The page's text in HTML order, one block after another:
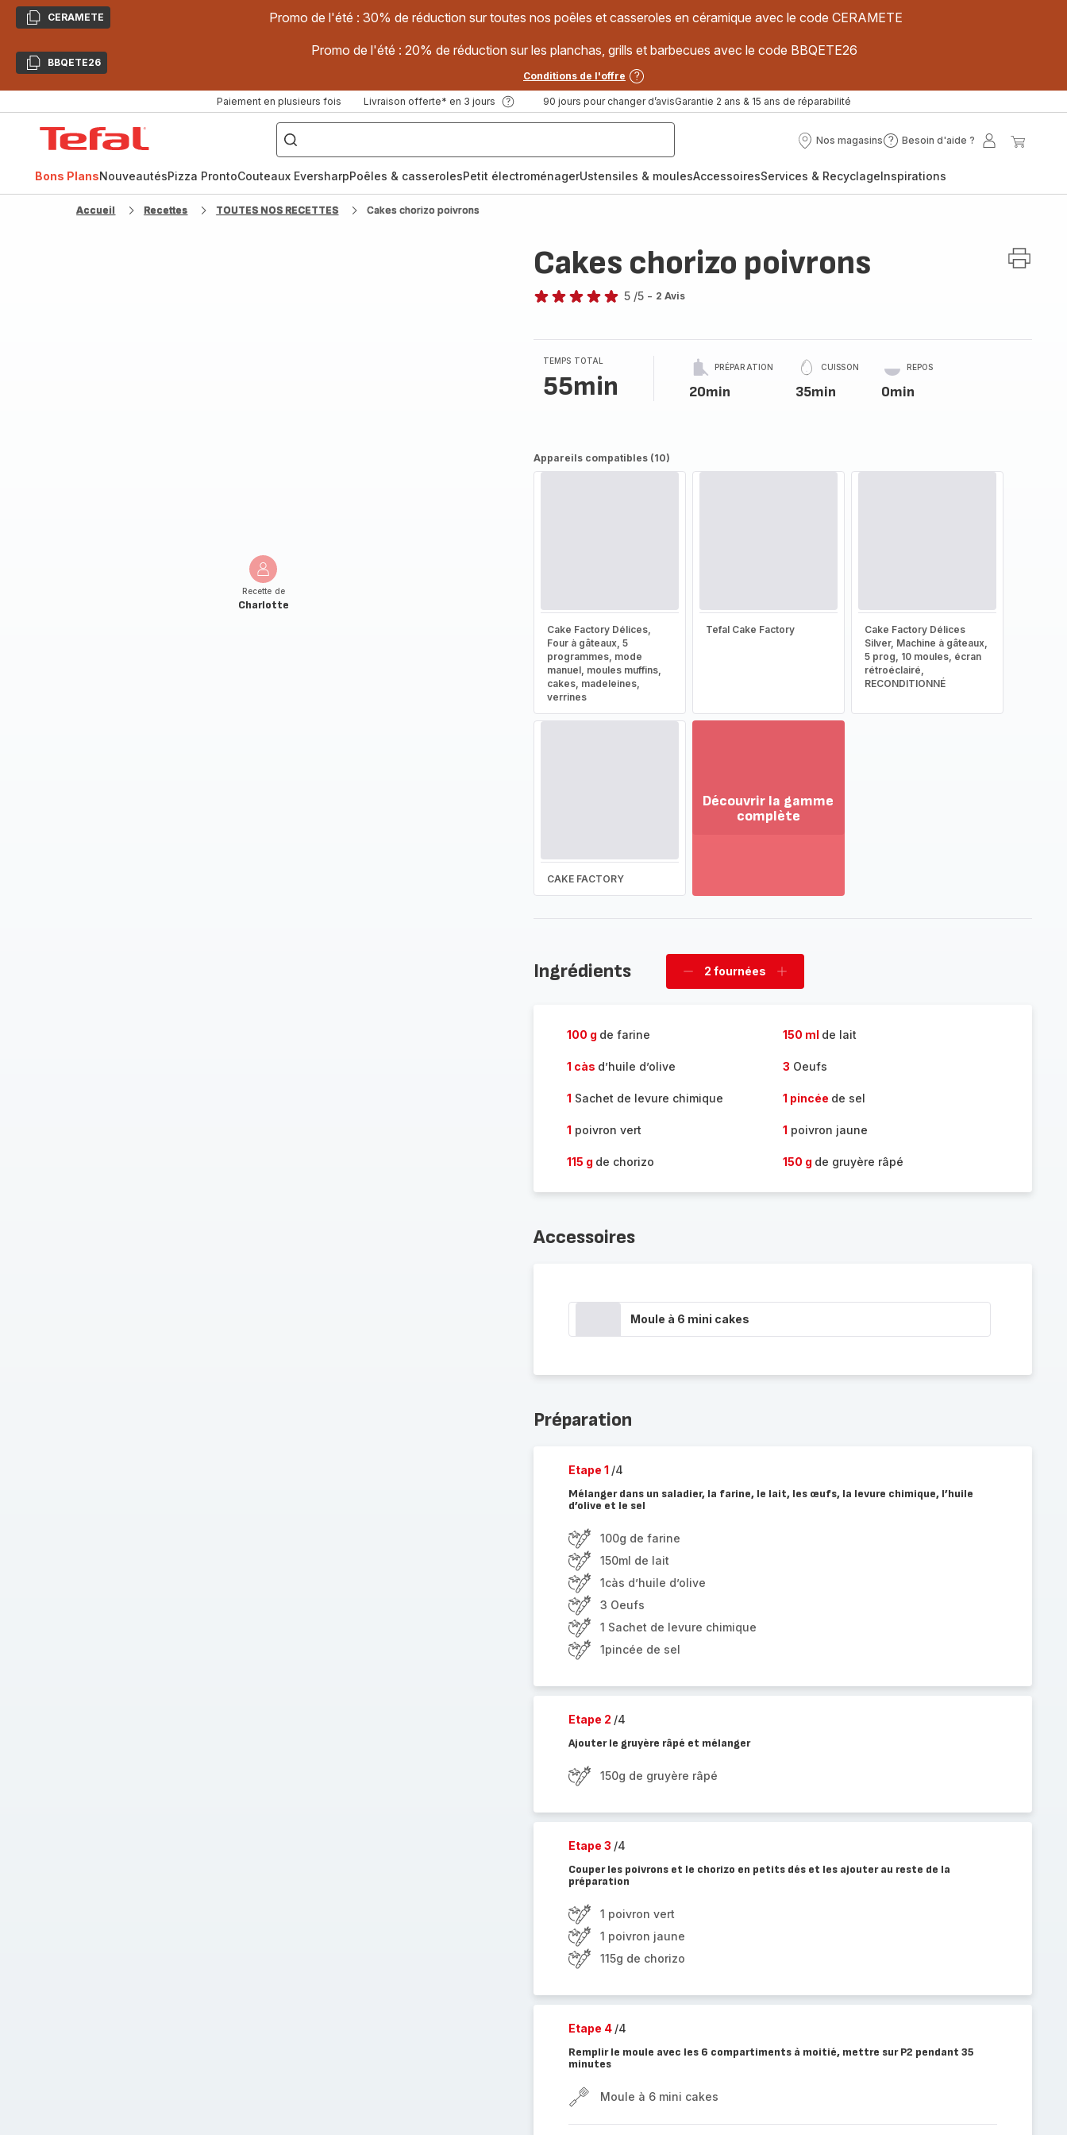
CopierCERAMETE Promo de l'été : 30% de réduction sur toutes nos poêles et casseroles en céramique avec le code CERAMETE
CopierBBQETE26
Promo de l'été : 20% de réduction sur les planchas, grills et barbecues avec le code BBQETE26
Conditions de l'offre
Paiement en plusieurs fois Livraison offerte* en 3 jours 90 jours pour changer d’avisGarantie 2 ans & 15 ans de réparabilité
["Poêles
inox,
Cake
Factory,
Nos magasins
Nos
Besoin d'aide ?
Besoin
?
Mon
Bons PlansNouveautésPizza ProntoCouteaux EversharpPoêles & casserolesPetit électroménagerUstensiles & moulesAccessoiresServices & RecyclageInspirations
Accueil Recettes TOUTES NOS RECETTES Cakes chorizo poivrons
Recette de
Charlotte
Cakes chorizo poivrons
étoiles
(moyenne)
5 /5 - 2 Avis
TEMPS TOTAL
55min
PRÉPARATION
20min
CUISSON
35min
REPOS
0min
Appareils compatibles (10)
Cake Factory Délices,
Four à gâteaux, 5
programmes, mode
manuel, moules muffins,
cakes, madeleines,
verrines
Tefal Cake Factory
Cake Factory Délices
Silver, Machine à gâteaux,
5 prog, 10 moules, écran
rétroéclairé,
RECONDITIONNÉ
CAKE FACTORY
Découvrir la gamme
complète
la
Ingrédients
Supprimer
2 fournées
Ajouter
100 g de farine 150 ml de lait
1 càs d’huile d’olive 3 Oeufs
1 Sachet de levure chimique 1 pincée de sel
1 poivron vert 1 poivron jaune
115 g de chorizo 150 g de gruyère râpé
Accessoires
Moule à 6 mini cakes
Préparation
Etape 1 /4
Mélanger dans un saladier, la farine, le lait, les œufs, la levure chimique, l’huile
d’olive et le sel
100g de farine
150ml de lait
1càs d’huile d’olive
3 Oeufs
1 Sachet de levure chimique
1pincée de sel
Etape 2 /4
Ajouter le gruyère râpé et mélanger
150g de gruyère râpé
Etape 3 /4
Couper les poivrons et le chorizo en petits dés et les ajouter au reste de la
préparation
1 poivron vert
1 poivron jaune
115g de chorizo
Etape 4 /4
Remplir le moule avec les 6 compartiments à moitié, mettre sur P2 pendant 35
minutes
Moule à 6 mini cakes